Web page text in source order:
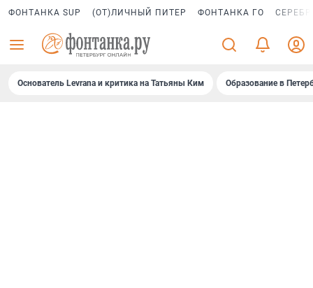
ФОНТАНКА SUP (ОТ)ЛИЧНЫЙ ПИТЕР ФОНТАНКА ГО
Основатель Levrana и критика на Татьяны Ким Образование в